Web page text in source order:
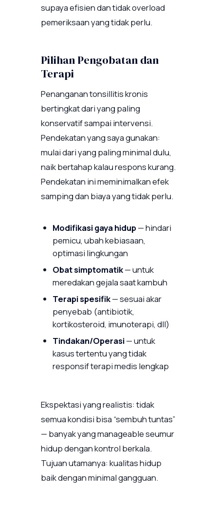
supaya efisien dan tidak overload
pemeriksaan yang tidak perlu.
Pilihan Pengobatan dan
Terapi
Penanganan tonsillitis kronis
bertingkat dari yang paling
konservatif sampai intervensi.
Pendekatan yang saya gunakan:
mulai dari yang paling minimal dulu,
naik bertahap kalau respons kurang.
Pendekatan ini meminimalkan efek
samping dan biaya yang tidak perlu.
Modifikasi gaya hidup— hindari
pemicu, ubah kebiasaan,
optimasi lingkungan
Obat simptomatik— untuk
meredakan gejala saat kambuh
Terapi spesifik— sesuai akar
penyebab (antibiotik,
kortikosteroid, imunoterapi, dll)
Tindakan/Operasi— untuk
kasus tertentu yang tidak
responsif terapi medis lengkap
Ekspektasi yang realistis: tidak
semua kondisi bisa “sembuh tuntas”
— banyak yang manageable seumur
hidup dengan kontrol berkala.
Tujuan utamanya: kualitas hidup
baik dengan minimal gangguan.